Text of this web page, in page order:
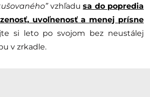
vzhľadusa do popredia
uvoľnenosť a menej prísne
si leto po svojom bez neustálej
v zrkadle.